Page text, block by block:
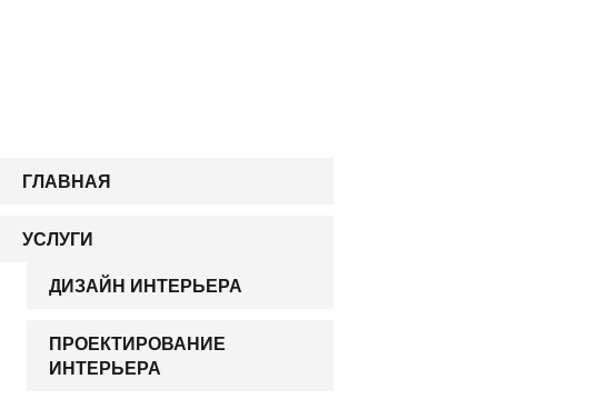
ГЛАВНАЯ
УСЛУГИ
ДИЗАЙН ИНТЕРЬЕРА
ПРОЕКТИРОВАНИЕ
ИНТЕРЬЕРА